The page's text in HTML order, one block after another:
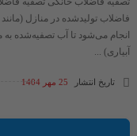
فاضلاب تولیدشده در منازل
انجام می‌شود تا آب تصفیه‌شده
آبیاری) ...
تاریخ انتشار 25 مهر 1404